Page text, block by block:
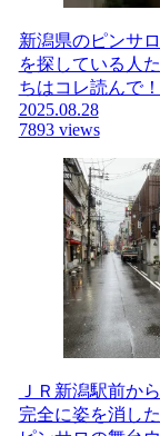
新潟県のピンサロ
を探している人た
ちはコレ読んで！
2025.08.28
7893 views
ＪＲ新潟駅前から
完全に姿を消した